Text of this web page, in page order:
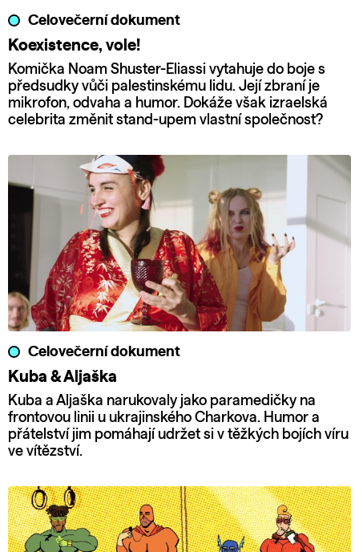
Celovečerní dokument
Koexistence, vole!
Komička Noam Shuster-Eliassi vytahuje do boje s
předsudky vůči palestinskému lidu. Její zbraní je
mikrofon, odvaha a humor. Dokáže však izraelská
celebrita změnit stand-upem vlastní společnost?
Celovečerní dokument
Kuba & Aljaška
Kuba a Aljaška narukovaly jako paramedičky na
frontovou linii u ukrajinského Charkova. Humor a
přátelství jim pomáhají udržet si v těžkých bojích víru
ve vítězství.